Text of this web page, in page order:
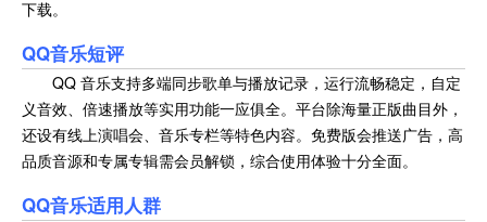
下载。
QQ音乐短评
QQ 音乐支持多端同步歌单与播放记录，运行流畅稳定，自定
义音效、倍速播放等实用功能一应俱全。平台除海量正版曲目外，
还设有线上演唱会、音乐专栏等特色内容。免费版会推送广告，高
品质音源和专属专辑需会员解锁，综合使用体验十分全面。
QQ音乐适用人群